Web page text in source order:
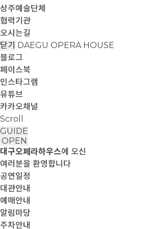
상주예술단체
협력기관
오시는길
닫기 DAEGU OPERA HOUSE
블로그
페이스북
인스타그램
유튜브
카카오채널
Scroll
GUIDE
OPEN
대구오페라하우스에 오신
여러분을 환영합니다
공연일정
대관안내
예매안내
알림마당
주차안내